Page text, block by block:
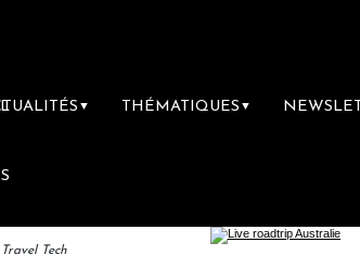
▼ THÉMATIQUES ▼
Tech